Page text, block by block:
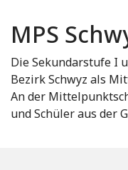
MPS
Die Sekundarstufe I
Bezirk Schwyz als
An der
und Schüler aus der